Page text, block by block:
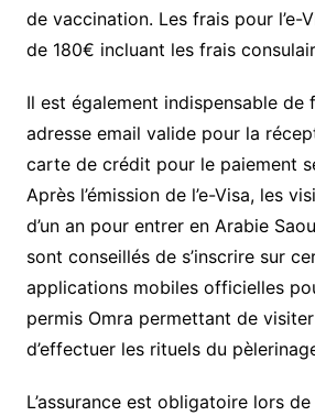
de vaccination. Les frais pour l’e-
de 180€ incluant les frais
Il est également indispensable de
adresse email valide pour la
carte de crédit pour le paiement
Après l’émission de l’e-Visa, les
d’un an pour entrer en Arabie
sont conseillés de s’inscrire sur
applications mobiles officielles
permis Omra permettant de
d’effectuer les rituels du
L’assurance est obligatoire lors